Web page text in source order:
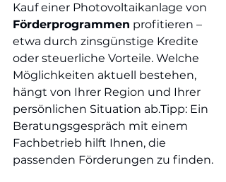
Kauf einer Photovoltaikanlage von
Förderprogrammen profitieren –
etwa durch zinsgünstige Kredite
oder steuerliche Vorteile. Welche
Möglichkeiten aktuell bestehen,
hängt von Ihrer Region und Ihrer
persönlichen Situation ab.Tipp: Ein
Beratungsgespräch mit einem
Fachbetrieb hilft Ihnen, die
passenden Förderungen zu finden.